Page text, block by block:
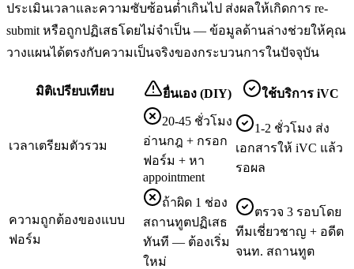
ประเมินเวลาและความซับซ้อนต่ำเกินไป ส่งผลให้เกิดการ re-
submit หรือถูกปฏิเสธโดยไม่จำเป็น — ข้อมูลด้านล่างช่วยให้คุณ
วางแผนได้ตรงกับความเป็นจริงของกระบวนการในปัจจุบัน
มิติเปรียบเทียบ ยื่นเอง (DIY) ใช้บริการ iVC
เวลาเตรียมตัวรวม
20-45 ชั่วโมง
อ่านกฎ + กรอก
ฟอร์ม + หา
appointment
1-2 ชั่วโมง ส่ง
เอกสารให้ iVC แล้ว
รอผล
ความถูกต้องของแบบ
ฟอร์ม
ถ้าผิด 1 ช่อง
สถานทูตปฏิเสธ
ทันที — ต้องเริ่ม
ใหม่
ตรวจ 3 รอบโดย
ทีมเชี่ยวชาญ + อดีต
จนท. สถานทูต